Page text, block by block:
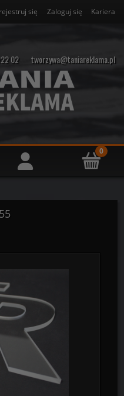
się Zaloguj się Kariera
02 tworzywa@taniareklama.pl